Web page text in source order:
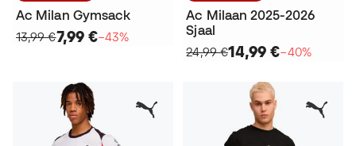
Ac Milan Gymsack
13,99 €7,99 €−43%
Ac Milaan 2025-2026
Sjaal
24,99 €14,99 €−40%